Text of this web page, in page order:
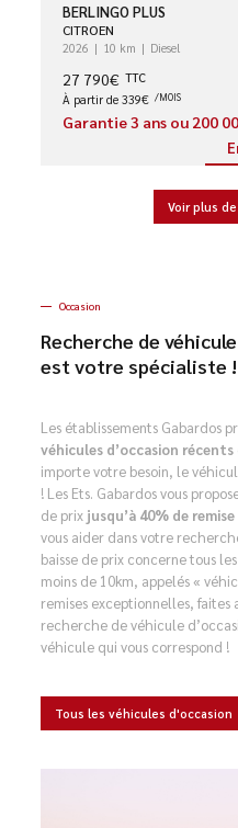
BERLINGO PLUS
CITROEN
2026 10 km Diesel
27 790€ TTC
À partir de 339€ /MOIS
Garantie 3 ans ou 200
Voir plus
Occasion
Recherche de
est votre spécialiste !
Les établissements Gabardos
véhicules d’occasion récents
importe votre besoin, le
! Les Ets. Gabardos vous
de prix jusqu’à 40% de remise
vous aider dans votre
baisse de prix concerne tous
moins de 10km, appelés «
remises exceptionnelles,
recherche de véhicule
véhicule qui vous correspond !
Tous les véhicules d'occasion